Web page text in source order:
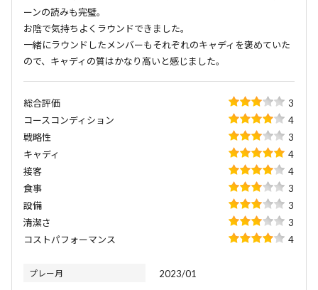
ーンの読みも完璧。
お陰で気持ちよくラウンドできました。
一緒にラウンドしたメンバーもそれぞれのキャディを褒めていた
ので、キャディの質はかなり高いと感じました。
総合評価
3
コースコンディション
4
戦略性
3
キャディ
4
接客
4
食事
3
設備
3
清潔さ
3
コストパフォーマンス
4
プレー月 2023/01